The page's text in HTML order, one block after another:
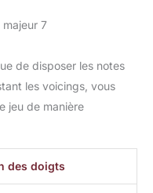
majeur 7
de disposer les notes
les voicings, vous
jeu de manière
des doigts